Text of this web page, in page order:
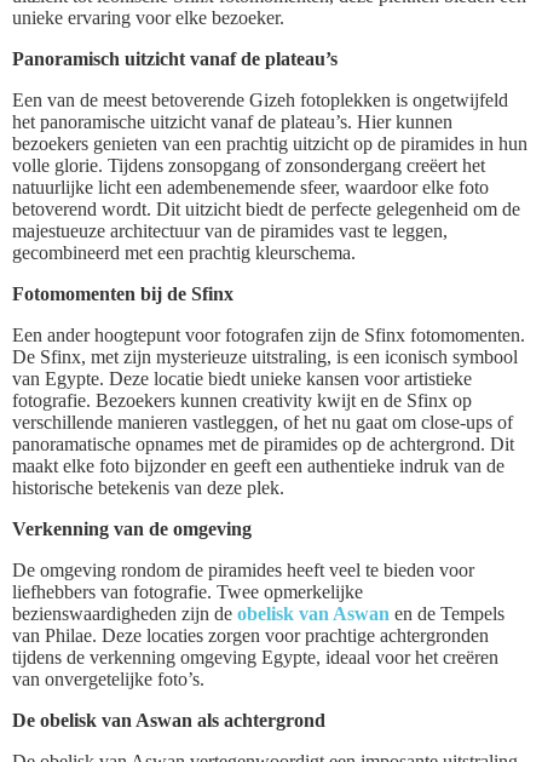
unieke ervaring voor elke bezoeker.
Panoramisch uitzicht vanaf de plateau’s
Een van de meest betoverende Gizeh fotoplekken is ongetwijfeld
het panoramische uitzicht vanaf de plateau’s. Hier kunnen
bezoekers genieten van een prachtig uitzicht op de piramides in hun
volle glorie. Tijdens zonsopgang of zonsondergang creëert het
natuurlijke licht een adembenemende sfeer, waardoor elke foto
betoverend wordt. Dit uitzicht biedt de perfecte gelegenheid om de
majestueuze architectuur van de piramides vast te leggen,
gecombineerd met een prachtig kleurschema.
Fotomomenten bij de Sfinx
Een ander hoogtepunt voor fotografen zijn de Sfinx fotomomenten.
De Sfinx, met zijn mysterieuze uitstraling, is een iconisch symbool
van Egypte. Deze locatie biedt unieke kansen voor artistieke
fotografie. Bezoekers kunnen creativity kwijt en de Sfinx op
verschillende manieren vastleggen, of het nu gaat om close-ups of
panoramatische opnames met de piramides op de achtergrond. Dit
maakt elke foto bijzonder en geeft een authentieke indruk van de
historische betekenis van deze plek.
Verkenning van de omgeving
De omgeving rondom de piramides heeft veel te bieden voor
liefhebbers van fotografie. Twee opmerkelijke
bezienswaardigheden zijn de obelisk van Aswan en de Tempels
van Philae. Deze locaties zorgen voor prachtige achtergronden
tijdens de verkenning omgeving Egypte, ideaal voor het creëren
van onvergetelijke foto’s.
De obelisk van Aswan als achtergrond